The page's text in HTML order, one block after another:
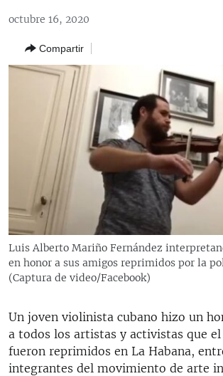
navegación
principal
búsqueda
SOBRE CUBA
DEPORTES
ARTE Y ENTRETENIMIENTO
OPINIÓN GRÁFICA
AUDIOVISUALES MARTÍ
RADIO MARTÍ
ESPECIALES
ESPECIALES
LA REALIDAD DE LA VIVIENDA EN CUBA
SER VIEJO EN CUBA
LOS SANTOS DE HIALEAH
DESINFORMACIÓN RUSA EN AMÉRICA
LA INVASIÓN DE RUSIA A UCRANIA
MULTIMEDIA
EDITORIALES
SÍGUENOS
octubre 16, 2020
Compartir
Luis Alberto Mariño Fernández
en honor a sus amigos reprimidos por la
(Captura de video/Facebook)
Un joven violinista cubano hizo un
a todos los artistas y activistas que el
fueron reprimidos en La Habana,
integrantes del movimiento de arte